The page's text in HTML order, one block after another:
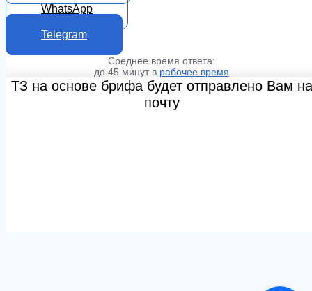
WhatsApp
Telegram
Среднее время ответа:
до 45 минут в рабочее время
ТЗ на основе брифа будет отправлено Вам на
почту